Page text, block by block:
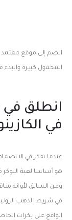
انضم إلى موقع معتمد
المحمول كبيرة والبدء
انطلق في
في
عندما تفكر في
هو أساسا لعبة
ومن السابق لأوانه